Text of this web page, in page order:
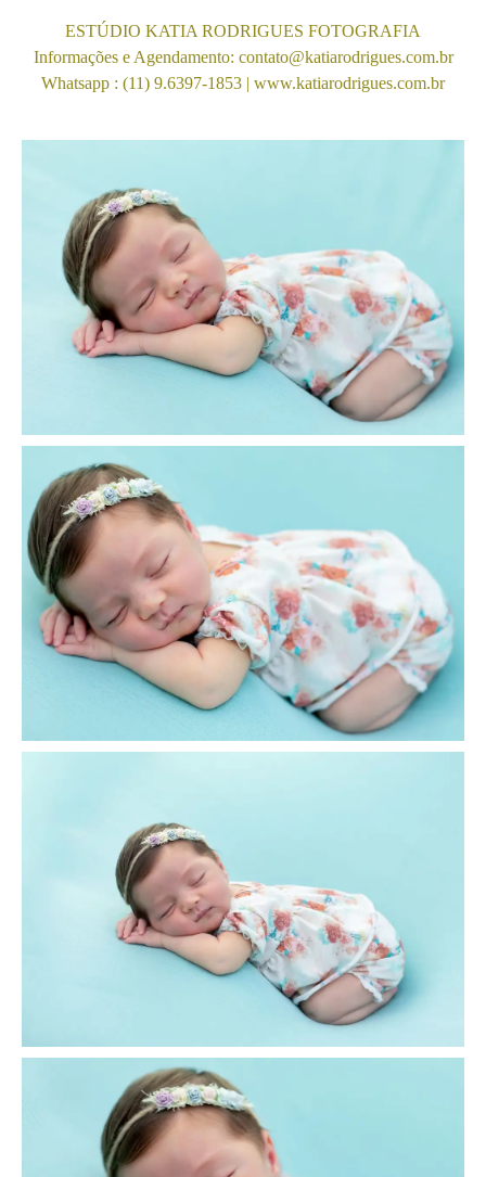
ESTÚDIO KATIA RODRIGUES FOTOGRAFIA
Informações e Agendamento: contato@katiarodrigues.com.br
Whatsapp : (11) 9.6397-1853 | www.katiarodrigues.com.br